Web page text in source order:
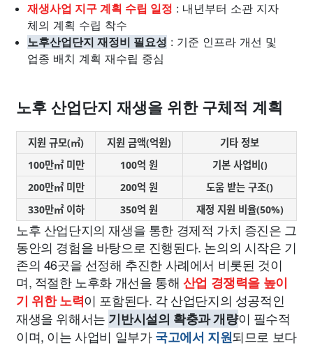
재생사업 지구 계획 수립 일정 : 내년부터 소관 지자
체의 계획 수립 착수
노후산업단지 재정비 필요성 : 기준 인프라 개선 및
업종 배치 계획 재수립 중심
노후 산업단지 재생을 위한 구체적 계획
지원 규모(㎥) 지원 금액(억원)
기타 정보
100만㎡ 미만
100억 원
기본 사업비()
200만㎡ 미만
200억 원
도움 받는 구조()
330만㎡ 이하
350억 원 재정 지원 비율(50%)
노후 산업단지의 재생을 통한 경제적 가치 증진은 그
동안의 경험을 바탕으로 진행된다. 논의의 시작은 기
존의 46곳을 선정해 추진한 사례에서 비롯된 것이
며, 적절한 노후화 개선을 통해 산업 경쟁력을 높이
기 위한 노력이 포함된다. 각 산업단지의 성공적인
재생을 위해서는 기반시설의 확충과 개량이 필수적
이며, 이는 사업비 일부가국고에서 지원되므로 보다